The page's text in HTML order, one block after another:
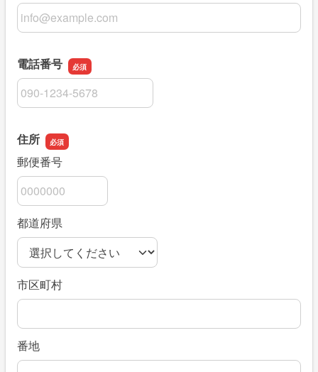
メールアドレス
電話番号
電話番号
住所
郵便番号
都道府県
市区町村
番地